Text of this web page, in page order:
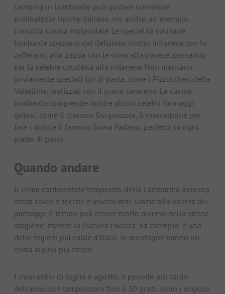
camping in Lombardia può gustare numerose
prelibatezze tipiche italiane, ma anche, ad esempio,
l'insolita cucina molecolare. Le specialità culinarie
lombarde spaziano dal delizioso risotto milanese con lo
zafferano, alla zuppa con le uova alla pavese, passando
per la celebre cotoletta alla milanese. Non mancano
ovviamente speciali tipi di pasta, come i Pizzoccheri della
Valtellina, realizzati con il grano saraceno. La cucina
lombarda comprende inoltre alcuni celebri formaggi
golosi, come il classico Gorgonzola, il mascarpone per
fare i dolci e il famoso Grana Padano, perfetto su ogni
piatto di pasta.
Quando andare
Il clima continentale temperato della Lombardia assicura
estati calde e secche e inverni miti. Grazie alla varietà dei
paesaggi, il tempo può essere molto diverso nella stessa
stagione: mentre la Pianura Padana, ad esempio, è una
delle regioni più calde d'Italia, le montagne hanno un
clima alpino più fresco.
I mesi estivi di luglio e agosto, il periodo più caldo
dell'anno con temperature fino a 30 gradi, sono i migliori